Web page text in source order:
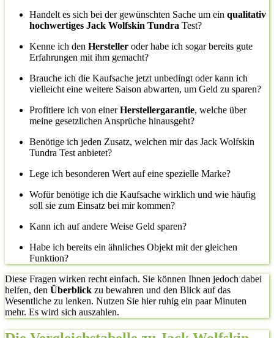
Handelt es sich bei der gewünschten Sache um ein qualitativ
hochwertiges Jack Wolfskin Tundra Test?
Kenne ich den Hersteller oder habe ich sogar bereits gute
Erfahrungen mit ihm gemacht?
Brauche ich die Kaufsache jetzt unbedingt oder kann ich
vielleicht eine weitere Saison abwarten, um Geld zu sparen?
Profitiere ich von einerHerstellergarantie, welche über
meine gesetzlichen Ansprüche hinausgeht?
Benötige ich jeden Zusatz, welchen mir das Jack Wolfskin
Tundra Test anbietet?
Lege ich besonderen Wert auf eine spezielle Marke?
Wofür benötige ich die Kaufsache wirklich und wie häufig
soll sie zum Einsatz bei mir kommen?
Kann ich auf andere Weise Geld sparen?
Habe ich bereits ein ähnliches Objekt mit der gleichen
Funktion?
Diese Fragen wirken recht einfach. Sie können Ihnen jedoch dabei
helfen, den Überblick zu bewahren und den Blick auf das
Wesentliche zu lenken. Nutzen Sie hier ruhig ein paar Minuten
mehr. Es wird sich auszahlen.